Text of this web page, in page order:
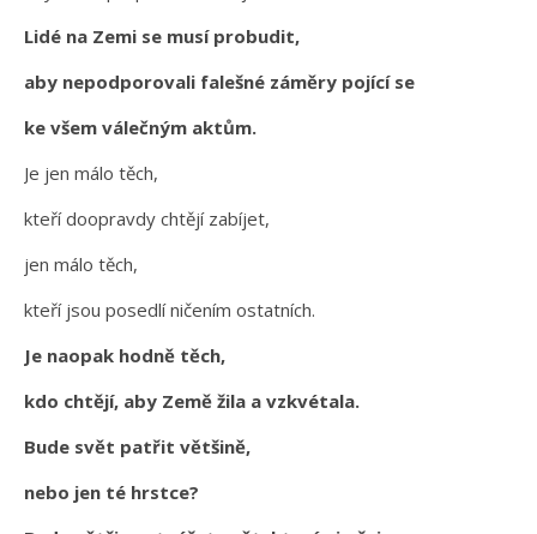
Lidé na Zemi se musí probudit,
aby nepodporovali falešné záměry pojící se
ke všem válečným aktům.
Je jen málo těch,
kteří doopravdy chtějí zabíjet,
jen málo těch,
kteří jsou posedlí ničením ostatních.
Je naopak hodně těch,
kdo chtějí, aby Země žila a vzkvétala.
Bude svět patřit většině,
nebo jen té hrstce?